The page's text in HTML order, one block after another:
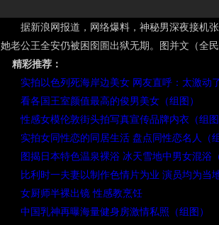
据新浪网报道，网络爆料，神秘男深夜接机
她老公王全安仍被困囹圄出狱无期。图并文（全
精彩推荐：
实拍以色列死海岸边美女 网友直呼：太激动
看各国王室颜值最高的俊男美女（组图）
性感女模伦敦街头拍写真宣传品牌内衣（组
实拍女同性恋的同居生活 盘点同性恋名人（
图揭日本特色温泉裸浴 冰天雪地中男女混浴
比利时一夫妻以制作色情片为业 演员均为
女厨师半裸出镜 性感教烹饪
中国乳神再曝海量健身房激情私照（组图）